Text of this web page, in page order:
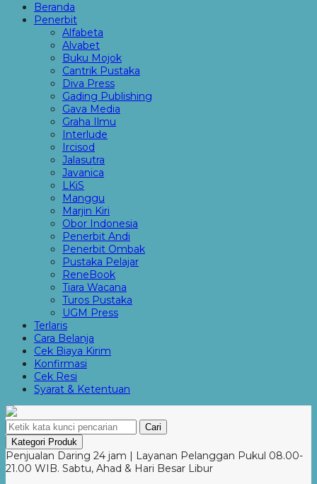
Beranda
Penerbit
Alfabeta
Alvabet
Buku Mojok
Cantrik Pustaka
Diva Press
Gading Publishing
Gava Media
Graha Ilmu
Interlude
Ircisod
Jalasutra
Javanica
LKiS
Manggu
Marjin Kiri
Obor Indonesia
Penerbit Andi
Penerbit Ombak
Pustaka Pelajar
ReneBook
Tiara Wacana
Turos Pustaka
UGM Press
Terlaris
Cara Belanja
Cek Biaya Kirim
Konfirmasi
Cek Resi
Syarat & Ketentuan
Cari
Kategori Produk
Penjualan Daring 24 jam | Layanan Pelanggan Pukul 08.00-
21.00 WIB. Sabtu, Ahad & Hari Besar Libur